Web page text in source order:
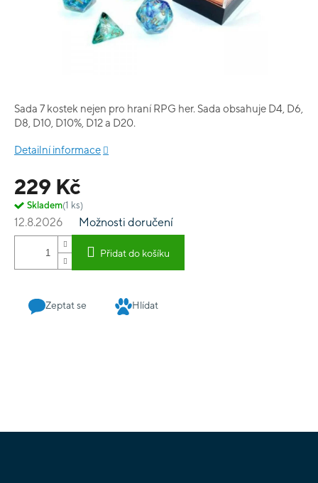
229 Kč
Skladem(1 ks)
12.8.2026 Možnosti doručení
Přidat do košíku
Sada 7 kostek nejen pro hraní RPG her. Sada obsahuje D4, D6,
D8, D10, D10%, D12 a D20.
Detailní informace
Zeptat se Hlídat